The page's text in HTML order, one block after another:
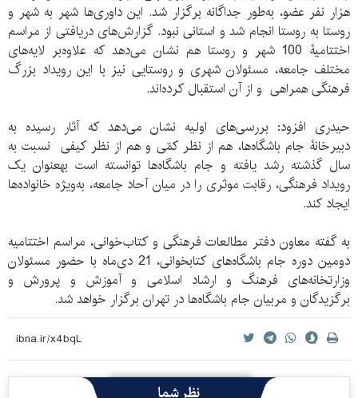
هزار نفر عضو، به‌طور جداگانه برگزار شد. این داوری‌ها شهر به شهر و
روستا به روستا انجام شد و استانی نبود. گزارش‌های دریافتی از مراسم
اختتامیۀ 100 شهر و روستا هم نشان می‌دهد که علاوه‌بر لایه‌های
مختلف جامعه، مسئولان شهری و روستایی نیز با این رویداد بزرگ
فرهنگی همراهی و از آن استقبال کرده‌اند.
حیدری افزود: بررسی‌های اولیه نشان می‌دهد که آثار رسیده به
دبیرخانۀ جام باشگاه‌ها، هم از نظر کمّی و هم از نظر کیفی نسبت به
سال گذشته رشد یافته و جام باشگاه‌ها توانسته است به‎عنوان یک
رویداد فرهنگی، رقابت موثری را در میان آحاد جامعه، به‌ویژه خانواده‌ها
ایجاد کند.
به گفته معاون دفتر مطالعات فرهنگی و کتاب‌خوانی، مراسم اختتامیه
دومین دوره جام باشگاه‌های کتابخوانی، 21 دی‌ماه با حضور مسئولان
وزارتخانه‌های فرهنگ و ارشاد اسلامی و آموزش و پرورش و
برگزیدگان و مربیان جام باشگاه‌ها در تهران برگزار خواهد شد.
نظر شما